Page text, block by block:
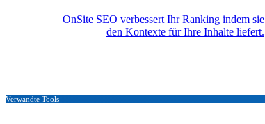
OnSite SEO verbessert Ihr Ranking indem sie
den Kontexte für Ihre Inhalte liefert.
Verwandte Tools